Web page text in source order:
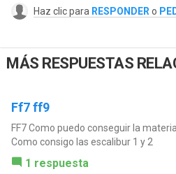
Haz clic para RESPONDER o
MÁS RESPUESTAS
Ff7 ff9
FF7 Como puedo conseguir la
Como consigo las escalibur 1 y 2
1 respuesta